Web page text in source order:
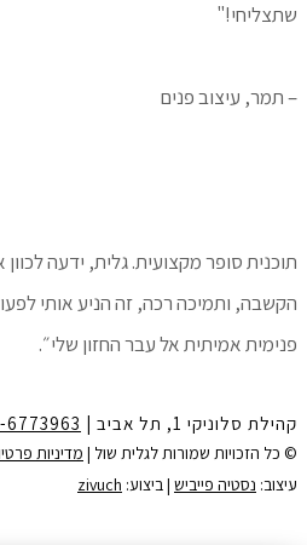
שתצליחי!"
– תמר, עיצוב פנים
תוכנית סופר מקצועית. גלית, ידעה
הקשבה, ותמיכה רכה, זה הניע אותי
פנימית אמיתית אל עבר החזון שלי״.
צרו קשר:
קהילת סלוניקי 1, תל אביב | 6773963
© כל הזכויות שמורות לגלית שול | מדיניות
עיצוב: נסטיה פייביש | ביצוע: zivuch